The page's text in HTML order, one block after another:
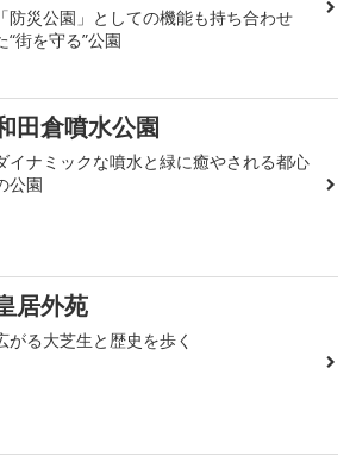
「防災公園」としての機能も持ち合わせ
“街を守る”公園
田倉噴水公園
イナミックな噴水と緑に癒やされる都心
公園
居外苑
がる大芝生と歴史を歩く